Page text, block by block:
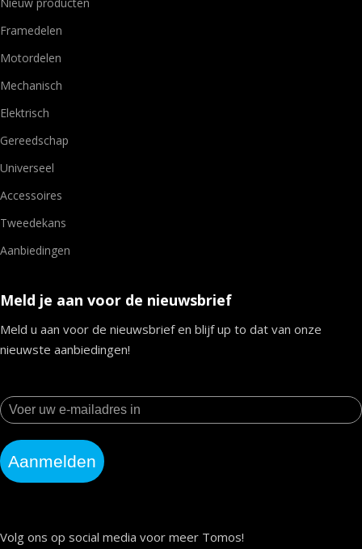
Framedelen
Motordelen
Mechanisch
Elektrisch
Gereedschap
Universeel
Accessoires
Tweedekans
Aanbiedingen
Meld je aan voor de nieuwsbrief
Meld u aan voor de nieuwsbrief en blijf up to dat van onze
nieuwste aanbiedingen!
Aanmelden
Volg ons op social media voor meer Tomos!